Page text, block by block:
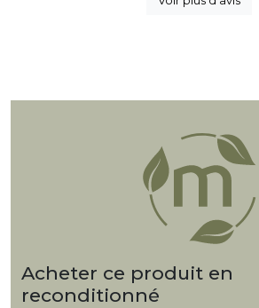
Acheter ce produit en
reconditionné